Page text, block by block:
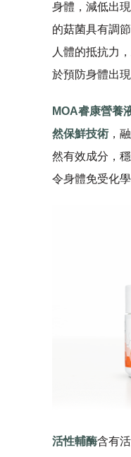
身體，減低出
的菇菌具有調
人體的抵抗力
於預防身體出現
MOA睿康營養
然保鮮技術 ，
然有效成分，
令身體免受化
活性輔酶含有